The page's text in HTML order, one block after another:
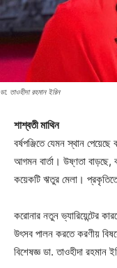
ডা. তাওহীদা রহমান ইরিন
শাশ্বতী মাথিন
বর্ষপঞ্জিতে যেমন স্থান
আগমন বার্তা। উষ্ণতা বাড়ছে,
কয়েকটি ঋতুর মেলা।
করোনার নতুন ভ্যারিয়েন্টের
উৎসব পালন করতে করণীয়
বিশেষজ্ঞ ডা. তাওহীদা রহমান